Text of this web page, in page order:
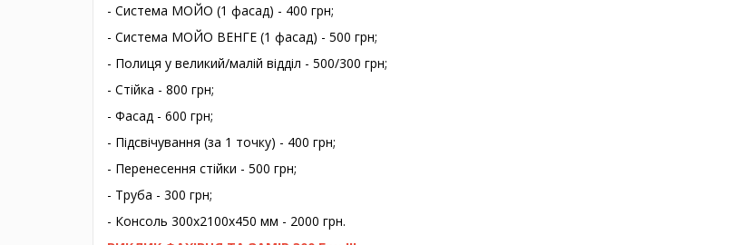
- Система МОЙО (1 фасад) - 400 грн;
- Система МОЙО ВЕНГЕ (1 фасад) - 500 грн;
- Полиця у великий/малій відділ - 500/300 грн;
- Стійка - 800 грн;
- Фасад - 600 грн;
- Підсвічування (за 1 точку) - 400 грн;
- Перенесення стійки - 500 грн;
- Труба - 300 грн;
- Консоль 300х2100х450 мм - 2000 грн.